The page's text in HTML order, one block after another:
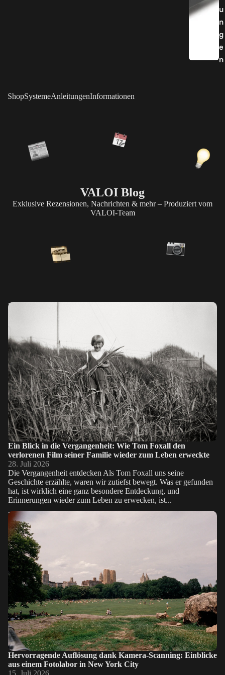
u
n
g
e
n
ShopSystemeAnleitungenInformationen
VALOI Blog
Exklusive Rezensionen, Nachrichten & mehr – Produziert vom
VALOI-Team
Ein Blick in die Vergangenheit: Wie Tom Foxall den verlorenen
Ein Blick in die Vergangenheit: Wie Tom Foxall den
verlorenen Film seiner Familie wieder zum Leben erweckte
28. Juli 2026
Die Vergangenheit entdecken Als Tom Foxall uns seine
Geschichte erzählte, waren wir zutiefst bewegt. Was er gefunden
hat, ist wirklich eine ganz besondere Entdeckung, und
Erinnerungen wieder zum Leben zu erwecken, ist...
Hervorragende Auflösung dank Kamera-Scanning: Einblicke aus
einem Fotolabor in New York City
Hervorragende Auflösung dank Kamera-Scanning: Einblicke
aus einem Fotolabor in New York City
15. Juli 2026